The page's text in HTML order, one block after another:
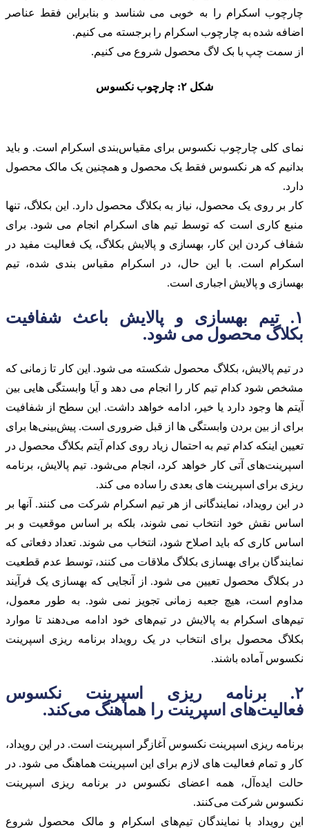
چارچوب اسکرام را به خوبی می شناسد و بنابراین فقط عناصر
اضافه شده به چارچوب اسکرام را برجسته می کنیم.
از سمت چپ با بک لاگ محصول شروع می کنیم.
شکل ۲: چارچوب نکسوس
نمای کلی چارچوب نکسوس برای مقیاس‌بندی اسکرام است. و باید
بدانیم که هر نکسوس فقط یک محصول و همچنین یک مالک محصول
دارد.
کار بر روی یک محصول، نیاز به بکلاگ محصول دارد. این بکلاگ، تنها
منبع کاری است که توسط تیم های اسکرام انجام می شود. برای
شفاف کردن این کار، بهسازی و پالایش بکلاگ، یک فعالیت مفید در
اسکرام است. با این حال، در اسکرام مقیاس بندی شده، تیم
بهسازی و پالایش اجباری است.
۱. تیم بهسازی و پالایش باعث شفافیت
بکلاگ محصول می شود.
در تیم پالایش، بکلاگ محصول شکسته می شود. این کار تا زمانی که
مشخص شود کدام تیم کار را انجام می دهد و آیا وابستگی هایی بین
آیتم ها وجود دارد یا خیر، ادامه خواهد داشت. این سطح از شفافیت
برای از بین بردن وابستگی ها از قبل ضروری است. پیش‌بینی‌ها برای
تعیین اینکه کدام تیم به احتمال زیاد روی کدام آیتم بکلاگ محصول در
اسپرینت‌های آتی کار خواهد کرد، انجام می‌شود. تیم پالایش، برنامه
ریزی برای اسپرینت های بعدی را ساده می کند.
در این رویداد، نمایندگانی از هر تیم اسکرام شرکت می کنند. آنها بر
اساس نقش خود انتخاب نمی شوند، بلکه بر اساس موقعیت و بر
اساس کاری که باید اصلاح شود، انتخاب می شوند. تعداد دفعاتی که
نمایندگان برای بهسازی بکلاگ ملاقات می کنند، توسط عدم قطعیت
در بکلاگ محصول تعیین می شود. از آنجایی که بهسازی یک فرآیند
مداوم است، هیچ جعبه زمانی تجویز نمی شود. به طور معمول،
تیم‌های اسکرام به پالایش در تیم‌های خود ادامه می‌دهند تا موارد
بکلاگ محصول برای انتخاب در یک رویداد برنامه ریزی اسپرینت
نکسوس آماده باشند.
۲. برنامه ریزی اسپرینت نکسوس
فعالیت‌های اسپرینت را هماهنگ می‌کند.
برنامه ریزی اسپرینت نکسوس آغازگر اسپرینت است. در این رویداد،
کار و تمام فعالیت های لازم برای این اسپرینت هماهنگ می شود. در
حالت ایده‌آل، همه اعضای نکسوس در برنامه ریزی اسپرینت
نکسوس شرکت می‌کنند.
این رویداد با نمایندگان تیم‌های اسکرام و مالک محصول شروع